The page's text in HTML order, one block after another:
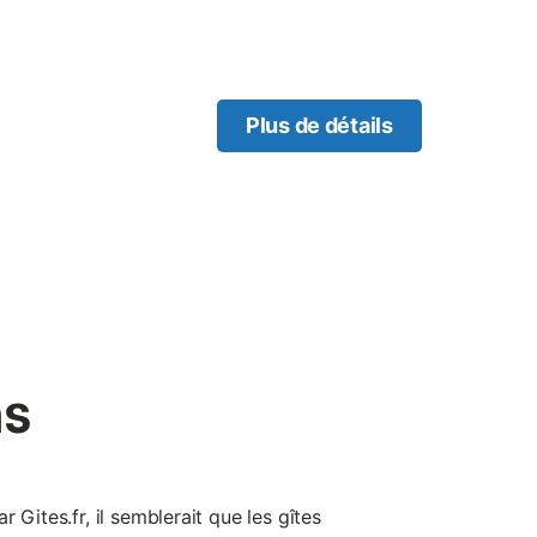
linge de toilette,
Repos assuré dans
ancienne écurie
Plus de détails
Gites.fr, il semblerait que les gîtes